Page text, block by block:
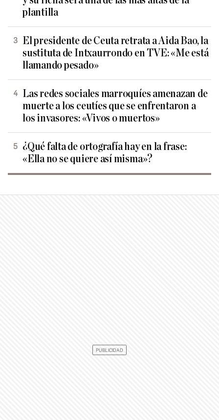
plantilla
El presidente de Ceuta retrata a Aida Bao, la
sustituta de Intxaurrondo en TVE: «Me está
llamando pesado»
Las redes sociales marroquíes amenazan de
muerte a los ceutíes que se enfrentaron a
los invasores: «Vivos o muertos»
¿Qué falta de ortografía hay en la frase:
«Ella no se quiere así misma»?